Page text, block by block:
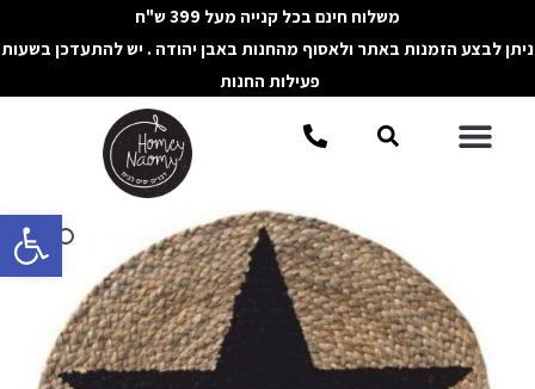
פתח
לתוכן
משלוח חינם בכל קנייה מעל 399 ש"ח
ניתן לבצע הזמנות באתר ולאסוף מהחנות באבן יהודה . יש להתעדכן בשעות
פעילות החנות
תפריטחיפוש
טבעי
כוכב